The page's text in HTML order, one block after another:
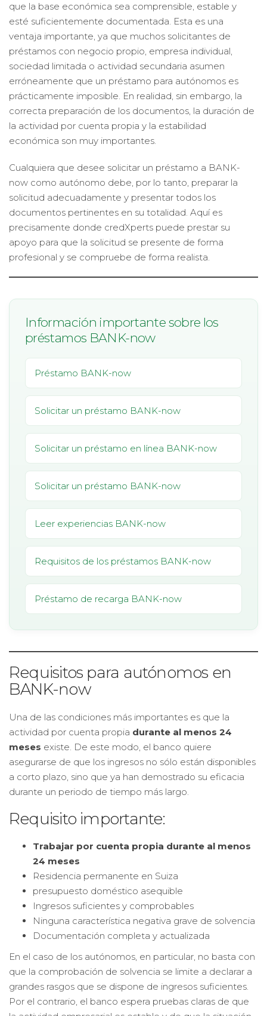
que la base económica sea comprensible, estable y
esté suficientemente documentada. Esta es una
ventaja importante, ya que muchos solicitantes de
préstamos con negocio propio, empresa individual,
sociedad limitada o actividad secundaria asumen
erróneamente que un préstamo para autónomos es
prácticamente imposible. En realidad, sin embargo, la
correcta preparación de los documentos, la duración de
la actividad por cuenta propia y la estabilidad
económica son muy importantes.
Cualquiera que desee solicitar un préstamo a BANK-
now como autónomo debe, por lo tanto, preparar la
solicitud adecuadamente y presentar todos los
documentos pertinentes en su totalidad. Aquí es
precisamente donde credXperts puede prestar su
apoyo para que la solicitud se presente de forma
profesional y se compruebe de forma realista.
Información importante sobre los
préstamos BANK-now
Préstamo BANK-now
Solicitar un préstamo BANK-now
Solicitar un préstamo en línea BANK-now
Solicitar un préstamo BANK-now
Leer experiencias BANK-now
Requisitos de los préstamos BANK-now
Préstamo de recarga BANK-now
Requisitos para autónomos en
BANK-now
Una de las condiciones más importantes es que la
actividad por cuenta propia durante al menos 24
meses existe. De este modo, el banco quiere
asegurarse de que los ingresos no sólo están disponibles
a corto plazo, sino que ya han demostrado su eficacia
durante un periodo de tiempo más largo.
Requisito importante:
Trabajar por cuenta propia durante al menos
24 meses
Residencia permanente en Suiza
presupuesto doméstico asequible
Ingresos suficientes y comprobables
Ninguna característica negativa grave de solvencia
Documentación completa y actualizada
En el caso de los autónomos, en particular, no basta con
que la comprobación de solvencia se limite a declarar a
grandes rasgos que se dispone de ingresos suficientes.
Por el contrario, el banco espera pruebas claras de que